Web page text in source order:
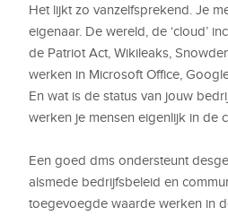
Het lijkt zo vanzelfsprekend. Je
eigenaar. De wereld, de ‘cloud’
de Patriot Act, Wikileaks,
werken in Microsoft Office,
En wat is de status van jouw
werken je mensen eigenlijk in de
Een goed dms ondersteunt
alsmede bedrijfsbeleid en
toegevoegde waarde werken in